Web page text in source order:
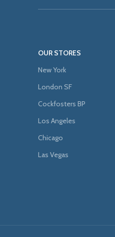
OUR STORES
New York
London SF
Cockfosters BP
Los Angeles
Chicago
Las Vegas